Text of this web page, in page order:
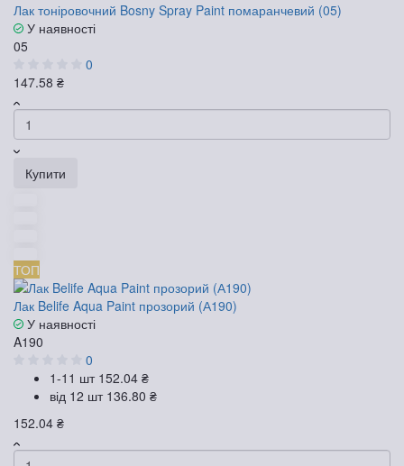
Лак тоніровочний Bosny Spray Paint помаранчевий (05)
У наявності
05
0
147.58 ₴
Купити
ТОП
Лак Belife Aqua Paint прозорий (А190)
У наявності
A190
0
1-11 шт 152.04 ₴
від 12 шт 136.80 ₴
152.04 ₴